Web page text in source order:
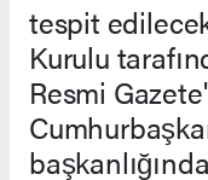
tespit
Kurulu
Resmi